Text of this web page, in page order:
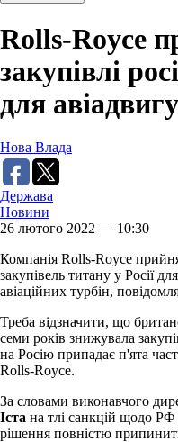
Rolls-Royce
закупівлі
для
Нова Влада
Держава
Новини
26 лютого 2022 — 10:30
Компанія Rolls-Royce
закупівель титану у Росії
авіаційних турбін,
Треба відзначити, що
семи років знижувала
на Росію припадає п'ята
Rolls-Royce.
За словами виконавчого
Іста на тлі санкцій щодо
рішення повністю